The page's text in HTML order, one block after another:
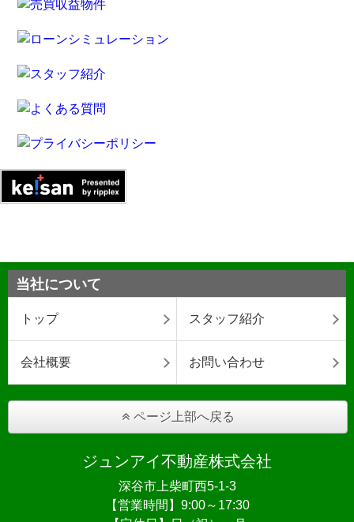
当社について
トップ スタッフ紹介
会社概要 お問い合わせ
ページ上部へ戻る
ジュンアイ不動産株式会社
深谷市上柴町西5-1-3
【営業時間】9:00～17:30